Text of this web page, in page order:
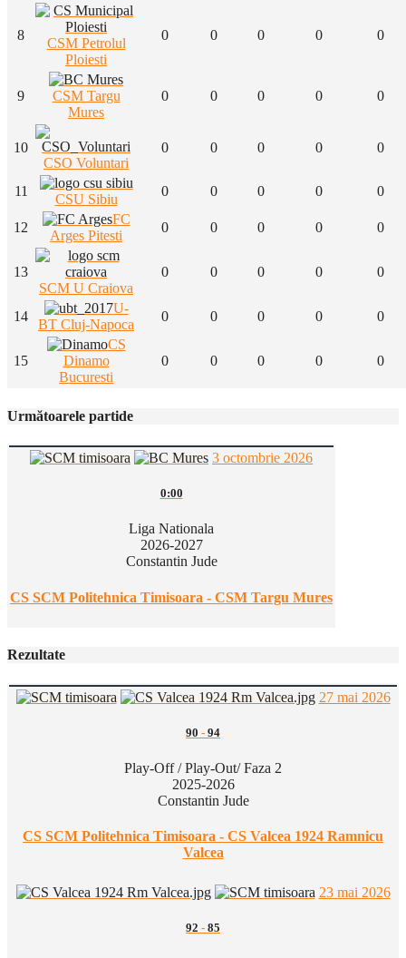
8
CSM Petrolul
Ploiesti
0 0 0 0 0
9
CSM Targu
Mures
0 0 0 0 0
10
CSO Voluntari
0 0 0 0 0
11
CSU Sibiu
0 0 0 0 0
12
FC
Arges Pitesti
0 0 0 0 0
13
SCM U Craiova
0 0 0 0 0
14
U-
BT Cluj-Napoca
0 0 0 0 0
15
CS
Dinamo
Bucuresti
0 0 0 0 0
Următoarele partide
3 octombrie 2026
0:00
Liga Nationala
2026-2027
Constantin Jude
CS SCM Politehnica Timisoara - CSM Targu Mures
Rezultate
27 mai 2026
90 - 94
Play-Off / Play-Out/ Faza 2
2025-2026
Constantin Jude
CS SCM Politehnica Timisoara - CS Valcea 1924 Ramnicu
Valcea
23 mai 2026
92 - 85